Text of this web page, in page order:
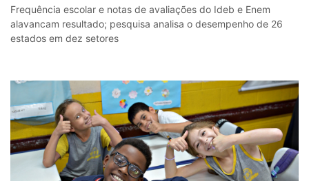
Frequência escolar e notas de avaliações do Ideb e Enem
alavancam resultado; pesquisa analisa o desempenho de 26
estados em dez setores